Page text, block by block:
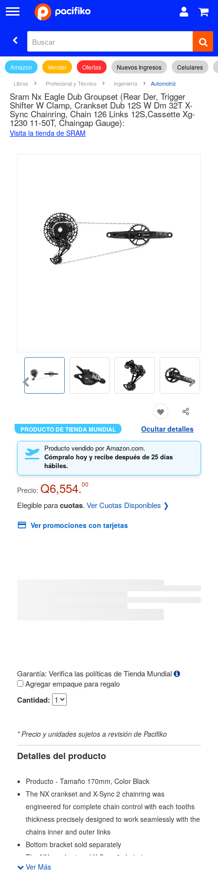
Amazon Vender Ofertas Nuevos Ingresos Celulares
Libros Profesional y Técnico Ingeniería Automotriz
Sram Nx Eagle Dub Groupset (Rear Der, Trigger
Shifter W Clamp, Crankset Dub 12S W Dm 32T X-
Sync Chainring, Chain 126 Links 12S,Cassette Xg-
1230 11-50T, Chaingap Gauge):
Visita la tienda de SRAM
PRODUCTO DE TIENDA MUNDIAL Ocultar detalles
Producto vendido por Amazon.com.
Cómpralo hoy y recibe después de 25 días
hábiles.
Precio: Q6,554.00
Elegible paracuotas. Ver Cuotas Disponibles ❯
Ver promociones con tarjetas
Garantía: Verifica las políticas de Tienda Mundial
Agregar empaque para regalo
Cantidad:
* Precio y unidades sujetos a revisión de Pacifiko
Detalles del producto
Producto - Tamaño 170mm, Color Black
The NX crankset and X-Sync 2 chainring was
engineered for complete chain control with each tooths
thickness precisely designed to work seamlessly with the
chains inner and outer links
Bottom bracket sold separately
The NX crankset and X-Sync 2 chainring were
engineered for complete chain control with each tooth
Ver Más